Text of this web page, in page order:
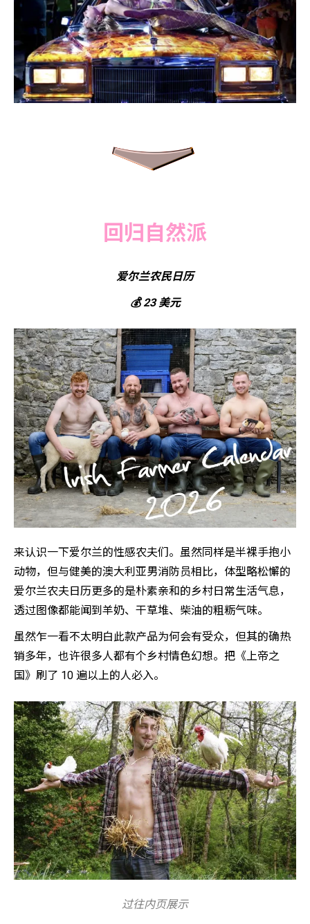
回归自然派
爱尔兰农民日历
💰 23 美元
来认识一下爱尔兰的性感农夫们。虽然同样是半裸手抱小
动物，但与健美的澳大利亚男消防员相比，体型略松懈的
爱尔兰农夫日历更多的是朴素亲和的乡村日常生活气息，
透过图像都能闻到羊奶、干草堆、柴油的粗粝气味。
虽然乍一看不太明白此款产品为何会有受众，但其的确热
销多年，也许很多人都有个乡村情色幻想。把《上帝之
国》刷了 10 遍以上的人必入。
过往内页展示